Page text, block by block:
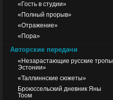
«Гость в студии»
«Полный прорыв»
«Отражение»
«Пора»
Авторские передачи
«Незарастающие русские тропы
Эстонии»
«Таллиннские сюжеты»
Броюссельский дневник Яны
Тоом